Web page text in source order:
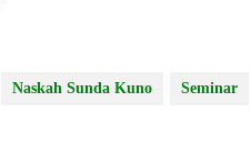
Naskah Sunda Kuno Seminar